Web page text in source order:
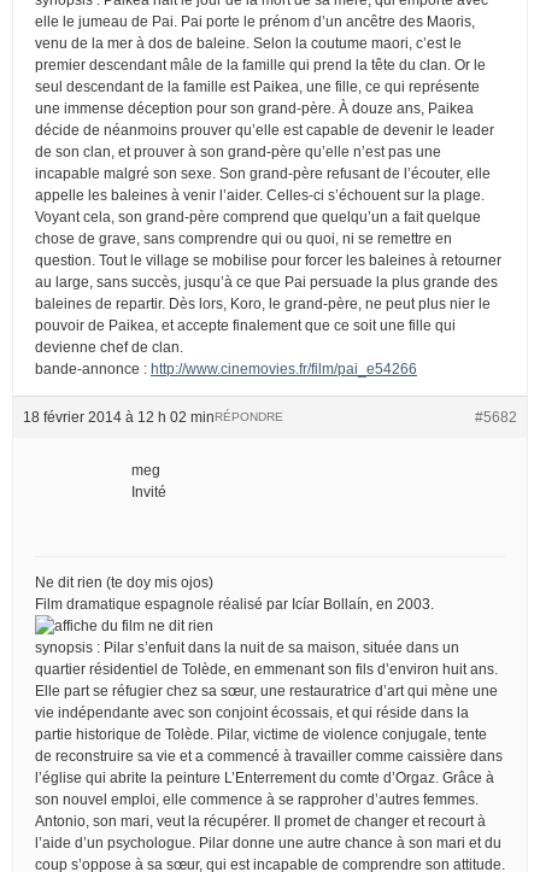
elle le jumeau de Pai. Pai porte le prénom d’un ancêtre des Maoris,
venu de la mer à dos de baleine. Selon la coutume maori, c’est le
premier descendant mâle de la famille qui prend la tête du clan. Or le
seul descendant de la famille est Paikea, une fille, ce qui représente
une immense déception pour son grand-père. À douze ans, Paikea
décide de néanmoins prouver qu’elle est capable de devenir le leader
de son clan, et prouver à son grand-père qu’elle n’est pas une
incapable malgré son sexe. Son grand-père refusant de l’écouter, elle
appelle les baleines à venir l’aider. Celles-ci s’échouent sur la plage.
Voyant cela, son grand-père comprend que quelqu’un a fait quelque
chose de grave, sans comprendre qui ou quoi, ni se remettre en
question. Tout le village se mobilise pour forcer les baleines à retourner
au large, sans succès, jusqu’à ce que Pai persuade la plus grande des
baleines de repartir. Dès lors, Koro, le grand-père, ne peut plus nier le
pouvoir de Paikea, et accepte finalement que ce soit une fille qui
devienne chef de clan.
bande-annonce : http://www.cinemovies.fr/film/pai_e54266
18 février 2014 à 12 h 02 min #5682
RÉPONDRE
meg
Invité
Ne dit rien (te doy mis ojos)
Film dramatique espagnole réalisé par Icíar Bollaín, en 2003.
synopsis : Pilar s’enfuit dans la nuit de sa maison, située dans un
quartier résidentiel de Tolède, en emmenant son fils d’environ huit ans.
Elle part se réfugier chez sa sœur, une restauratrice d’art qui mène une
vie indépendante avec son conjoint écossais, et qui réside dans la
partie historique de Tolède. Pilar, victime de violence conjugale, tente
de reconstruire sa vie et a commencé à travailler comme caissière dans
l’église qui abrite la peinture L’Enterrement du comte d’Orgaz. Grâce à
son nouvel emploi, elle commence à se rapproher d’autres femmes.
Antonio, son mari, veut la récupérer. Il promet de changer et recourt à
l’aide d’un psychologue. Pilar donne une autre chance à son mari et du
coup s’oppose à sa sœur, qui est incapable de comprendre son attitude.